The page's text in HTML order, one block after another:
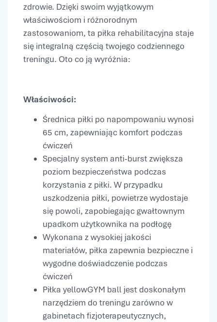
zdrowie. Dzięki swoim wyjątkowym
właściwościom i różnorodnym
zastosowaniom, ta piłka rehabilitacyjna staje
się integralną częścią twojego codziennego
treningu. Oto co ją wyróżnia:
Właściwości:
Średnica piłki po napompowaniu wynosi
65 cm, zapewniając komfort podczas
ćwiczeń
Specjalny system anti-burst zwiększa
poziom bezpieczeństwa podczas
korzystania z piłki. W przypadku
uszkodzenia piłki, powietrze wydostaje
się powoli, zapobiegając gwałtownym
upadkom użytkownika na podłogę
Wykonana z wysokiej jakości
materiałów, piłka zapewnia bezpieczne i
wygodne doświadczenie podczas
ćwiczeń
Piłka yellowGYM ball jest doskonałym
narzędziem do treningu zarówno w
gabinetach fizjoterapeutycznych,